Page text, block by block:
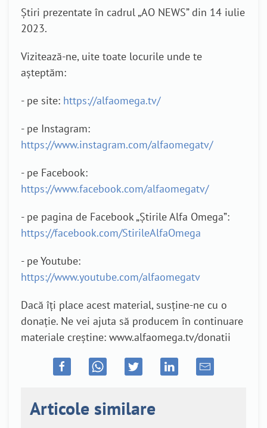
Știri prezentate în cadrul „AO NEWS” din 14 iulie
2023.
Vizitează-ne, uite toate locurile unde te
așteptăm:
- pe site: https://alfaomega.tv/
- pe Instagram:
https://www.instagram.com/alfaomegatv/
- pe Facebook:
https://www.facebook.com/alfaomegatv/
- pe pagina de Facebook „Știrile Alfa Omega”:
https://facebook.com/StirileAlfaOmega
- pe Youtube:
https://www.youtube.com/alfaomegatv
Dacă îți place acest material, susține-ne cu o
donație. Ne vei ajuta să producem în continuare
materiale creștine: www.alfaomega.tv/donatii
Articole similare